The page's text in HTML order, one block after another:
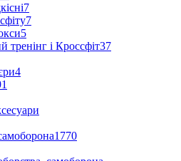
7
7
5
тренінг і Кроссфіт37
4
1770